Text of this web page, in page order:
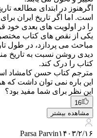
اگرهنوز در ابتدای مطالعه
است. اما اگر تاریخ ایران
را در اولویت های بعدی خود
یکی از نقص های کتاب
مباحث می پردازد، در طول
دیدی روشن نسبت به تاریخ
کتاب را درک کند.
مترجم کتاب حسن کامشاد
این باره نمی توان داشت که
این نظر برای شما مفید بود؟
16
مشاهده بیشتر
Parsa Parvin۱۴۰۳/۲/۱۶